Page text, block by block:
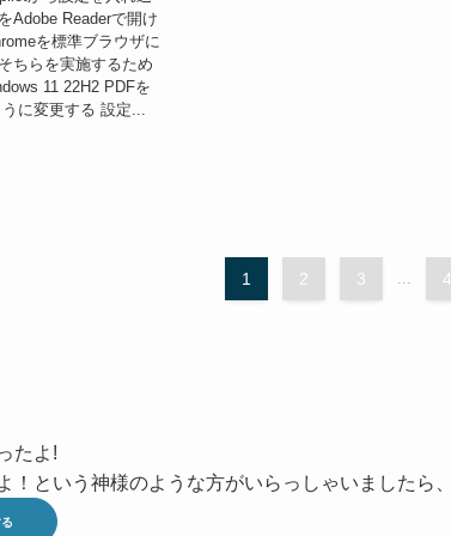
Adobe Readerで開け
を標準ブラウザに
ちらを実施するため
11 22H2 PDFを
に変更する 設定...
1 2 3 4
たよ!
！という神様のような方がいらっしゃいましたら